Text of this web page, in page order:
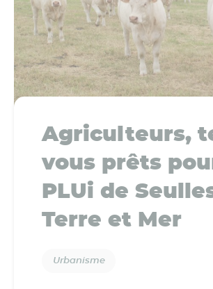
Agriculteurs,
vous prêts
PLUi de
Terre et Mer
Urbanisme